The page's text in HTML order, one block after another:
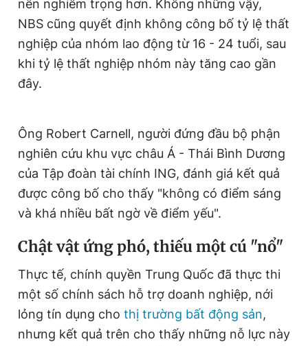
nên nghiêm trọng hơn. Không những vậy,
NBS cũng quyết định không công bố tỷ lệ thất
nghiệp của nhóm lao động từ 16 - 24 tuổi, sau
khi tỷ lệ thất nghiệp nhóm này tăng cao gần
đây.
Ông Robert Carnell, người đứng đầu bộ phận
nghiên cứu khu vực châu Á - Thái Bình Dương
của Tập đoàn tài chính ING, đánh giá kết quả
được công bố cho thấy "không có điểm sáng
và khá nhiều bất ngờ về điểm yếu".
Chật vật ứng phó, thiếu một cú "nổ"
Thực tế, chính quyền Trung Quốc đã thực thi
một số chính sách hỗ trợ doanh nghiệp, nới
lỏng tín dụng cho thị trường bất động sản,
nhưng kết quả trên cho thấy những nỗ lực này